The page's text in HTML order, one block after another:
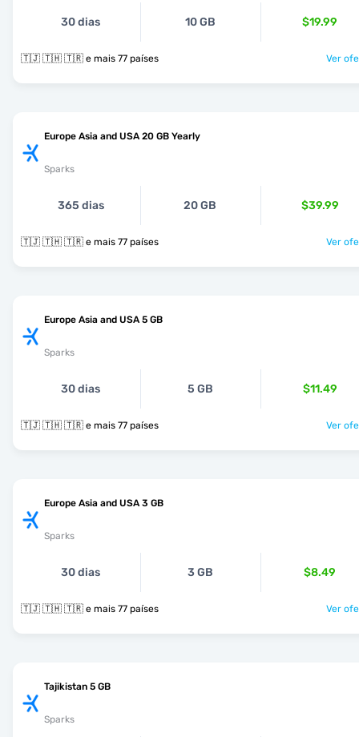
30 dias 10 GB $19.99
🇹🇯 🇹🇭 🇹🇷 e mais 77 países Ver
Europe Asia and USA 20 GB Yearly
Sparks
365 dias 20 GB $39.99
🇹🇯 🇹🇭 🇹🇷 e mais 77 países Ver
Europe Asia and USA 5 GB
Sparks
30 dias 5 GB $11.49
🇹🇯 🇹🇭 🇹🇷 e mais 77 países Ver
Europe Asia and USA 3 GB
Sparks
30 dias 3 GB $8.49
🇹🇯 🇹🇭 🇹🇷 e mais 77 países Ver
Tajikistan 5 GB
Sparks